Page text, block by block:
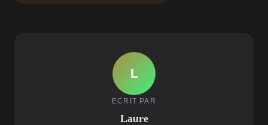
L
ECRIT PAR
Laure